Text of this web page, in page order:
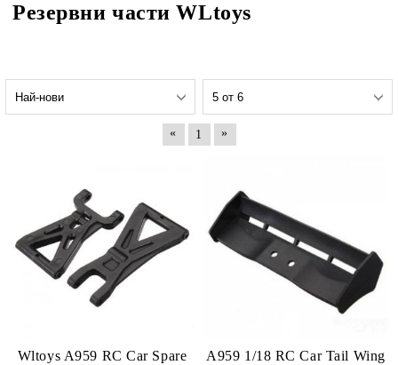
Резервни части WLtoys
« 1 »
Wltoys A959 RC Car Spare
A959 1/18 RC Car Tail Wing